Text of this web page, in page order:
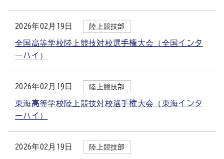
2026年02月19日 陸上競技部
全国高等学校陸上競技対校選手権大会（全国インタ
ーハイ）
2026年02月19日 陸上競技部
東海高等学校陸上競技対校選手権大会（東海インタ
ーハイ）
2026年02月19日 陸上競技部